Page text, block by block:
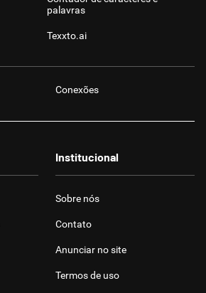
palavras
Texxto.ai
Conexões
Institucional
Sobre nós
Contato
Anunciar no site
Termos de uso